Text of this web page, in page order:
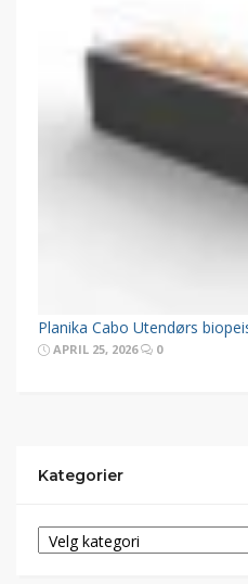
Planika Cabo Utendørs
APRIL 25, 2026 0
Kategorier